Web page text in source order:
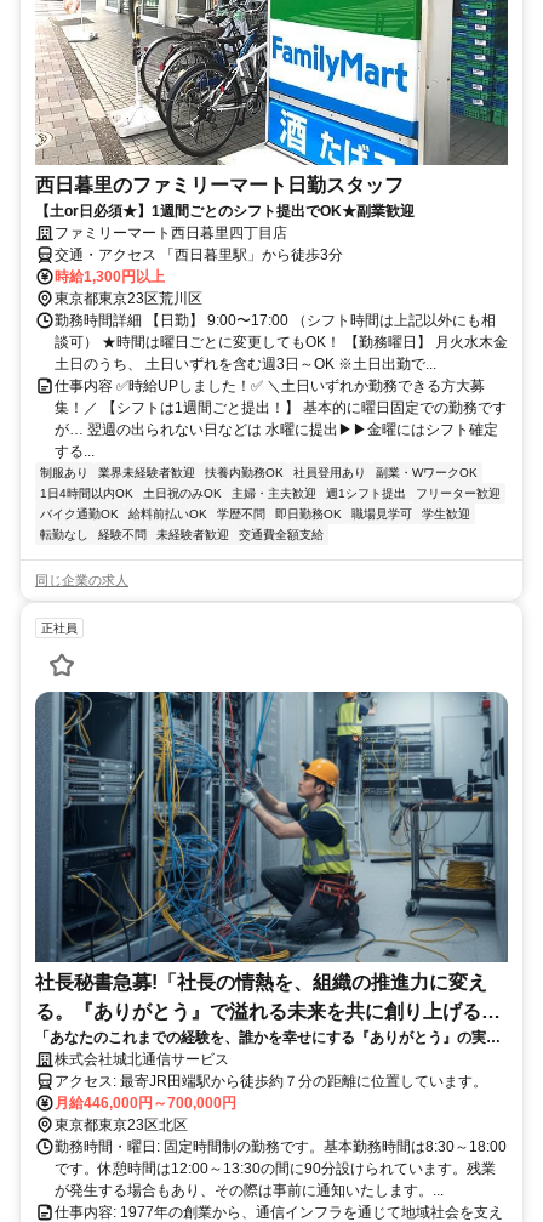
西日暮里のファミリーマート日勤スタッフ
【土or日必須★】1週間ごとのシフト提出でOK★副業歓迎
ファミリーマート西日暮里四丁目店
交通・アクセス 「西日暮里駅」から徒歩3分
時給1,300円以上
東京都東京23区荒川区
勤務時間詳細 【日勤】 9:00〜17:00 （シフト時間は上記以外にも相
談可） ★時間は曜日ごとに変更してもOK！ 【勤務曜日】 月火水木金
土日のうち、 土日いずれを含む週3日～OK ※土日出勤で...
仕事内容 ✅時給UPしました！✅ ＼土日いずれか勤務できる方大募
集！／ 【シフトは1週間ごと提出！】 基本的に曜日固定での勤務です
が… 翌週の出られない日などは 水曜に提出▶▶金曜にはシフト確定
する...
制服あり 業界未経験者歓迎 扶養内勤務OK 社員登用あり
副業・WワークOK
1日4時間以内OK
土日祝のみOK 主婦・主夫歓迎 週1シフト提出
フリーター歓迎
バイク通勤OK
給料前払いOK 学歴不問 即日勤務OK 職場見学可
学生歓迎
転勤なし
経験不問 未経験者歓迎 交通費全額支給
同じ企業の求人
正社員
社長秘書急募!「社長の情熱を、組織の推進力に変え
る。『ありがとう』で溢れる未来を共に創り上げる、
経験豊富なあなたの応募をお待ちしています。」
「あなたのこれまでの経験を、誰かを幸せにする『ありがとう』の実
現！社長業務のすべてを網羅し、社長の右腕として未来を共に創る、特
別なポジションです。」
株式会社城北通信サービス
アクセス: 最寄JR田端駅から徒歩約７分の距離に位置しています。
月給446,000円～700,000円
東京都東京23区北区
勤務時間・曜日: 固定時間制の勤務です。基本勤務時間は8:30～18:00
です。休憩時間は12:00～13:30の間に90分設けられています。残業
が発生する場合もあり、その際は事前に通知いたします。...
仕事内容: 1977年の創業から、通信インフラを通じて地域社会を支え